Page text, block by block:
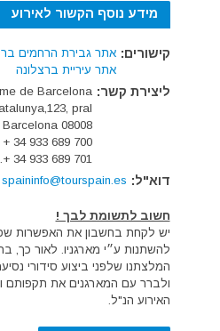
מידע נוסף הקשור לאירוע
קישורים: אתר גבירת הרחמים
אתר עיריית ברצלונה
ליצירת קשר: de Barcelona
pral.
08008 Barcelona
34 933 689 700
34 933 689 701
דוא"ל: spaininfo@tourspain.es
חשוב לתשומת לבך !
יש לקחת בחשבון את האפשרות
להשתנות ע״י מארגניו. לאור כך,
המלצתנו שלפני ביצוע סידורי
ולברר עם המארגנים את תקפותם
האירוע הנ"ל.